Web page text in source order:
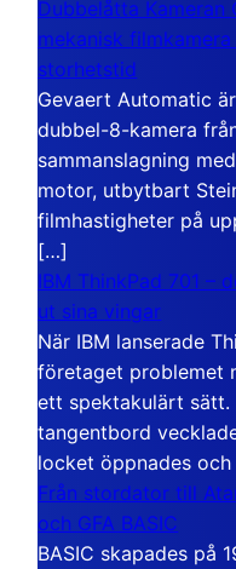
Dubbelåtta Kameran
mekanisk
storhetstid
Gevaert Automatic
dubbel-8-kamera
sammanslagning
motor, utbytbart
filmhastigheter på
[…]
IBM ThinkPad 701 –
ut sina vingar
När IBM lanserade
företaget problemet
ett spektakulärt sätt.
tangentbord
locket öppnades
Från stordator till
och GFA BASIC
BASIC skapades på